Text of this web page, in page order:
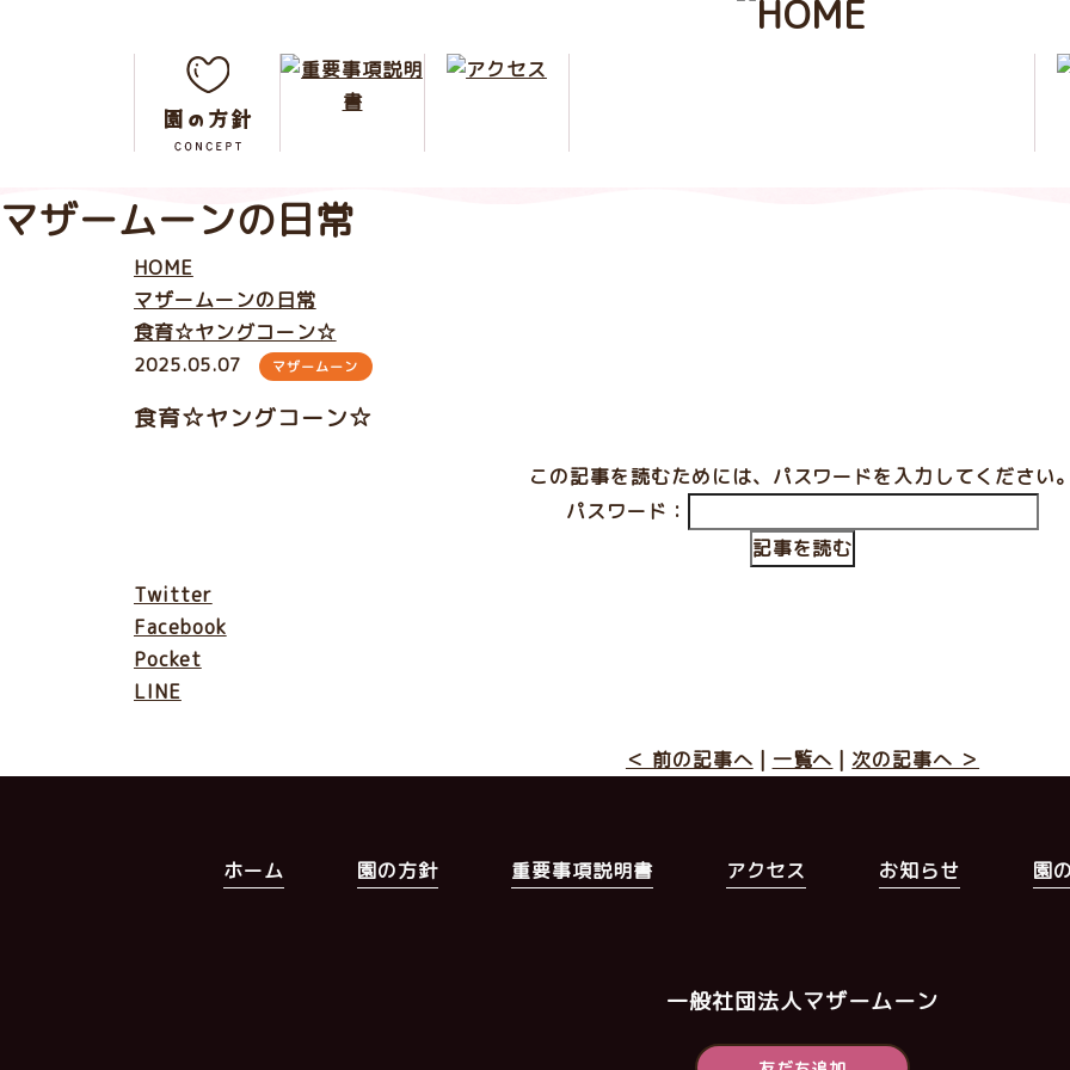
マザームーンの日常
HOME
マザームーンの日常
食育☆ヤングコーン☆
2025.05.07 マザームーン
食育☆ヤングコーン☆
この記事を読むためには、パスワードを入力してください
パスワード：
記事を読む
Twitter
Facebook
Pocket
LINE
＜ 前の記事へ | 一覧へ | 次の記事へ ＞
ホーム 園の方針 重要事項説明書 アクセス お知らせ 園
一般社団法人マザームーン